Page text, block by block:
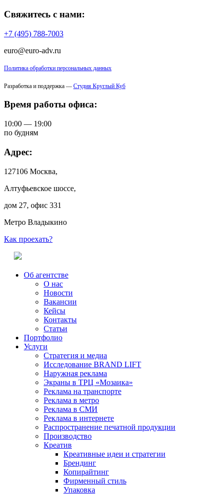
Свяжитесь с нами:
+7 (495) 788-7003
euro@euro-adv.ru
Политика обработки персональных данных
Разработка и поддержка — Студия Круглый Куб
Время работы офиса:
10:00 — 19:00
по будням
Адрес:
127106 Москва,
Алтуфьевское шоссе,
дом 27, офис 331
Метро Владыкино
Как проехать?
Об агентстве
О нас
Новости
Вакансии
Кейсы
Контакты
Статьи
Портфолио
Услуги
Стратегия и медиа
Исследование BRAND LIFT
Наружная реклама
Экраны в ТРЦ «Мозаика»
Реклама на транспорте
Реклама в метро
Реклама в СМИ
Реклама в интернете
Распространение печатной продукции
Производство
Креатив
Креативные идеи и стратегии
Брендинг
Копирайтинг
Фирменный стиль
Упаковка